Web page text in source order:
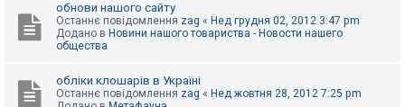
обнови нашого сайту
Останнє повідомлення zag « Нед грудня 02, 2012 3:47 pm
Додано в Новини нашого товариства - Новости нашего
общества
обліки клошарів в Україні
Останнє повідомлення zag « Нед жовтня 28, 2012 7:25 pm